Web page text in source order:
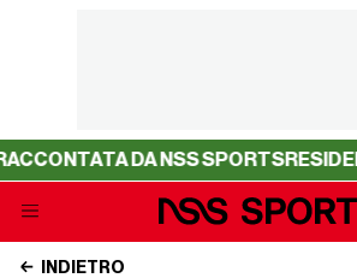
NSS SPORTSRESIDENCY - LA
INDIETRO